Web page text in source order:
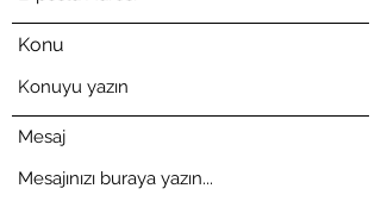
Konu
Mesaj